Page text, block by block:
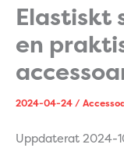
Elastiskt
en
2024-04-24/
Uppdaterat 2024-